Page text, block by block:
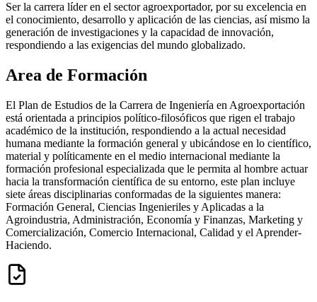
Ser la carrera líder en el sector agroexportador, por su excelencia en
el conocimiento, desarrollo y aplicación de las ciencias, así mismo la
generación de investigaciones y la capacidad de innovación,
respondiendo a las exigencias del mundo globalizado.
Area de Formación
El Plan de Estudios de la Carrera de Ingeniería en Agroexportación
está orientada a principios político-filosóficos que rigen el trabajo
académico de la institución, respondiendo a la actual necesidad
humana mediante la formación general y ubicándose en lo científico,
material y políticamente en el medio internacional mediante la
formación profesional especializada que le permita al hombre actuar
hacia la transformación científica de su entorno, este plan incluye
siete áreas disciplinarias conformadas de la siguientes manera:
Formación General, Ciencias Ingenieriles y Aplicadas a la
Agroindustria, Administración, Economía y Finanzas, Marketing y
Comercialización, Comercio Internacional, Calidad y el Aprender-
Haciendo.